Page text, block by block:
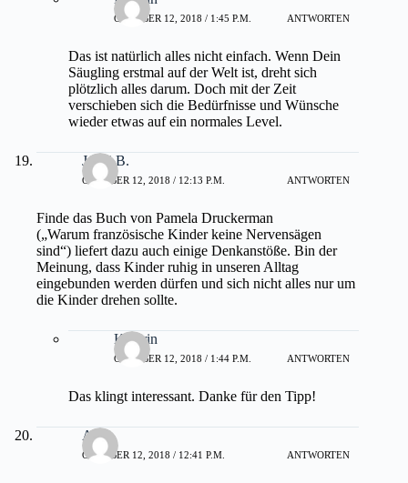
OKTOBER 12, 2018 / 1:45 P.M. ANTWORTEN
Das ist natürlich alles nicht einfach. Wenn Dein
Säugling erstmal auf der Welt ist, dreht sich
plötzlich alles darum. Doch mit der Zeit
verschieben sich die Bedürfnisse und Wünsche
wieder etwas auf ein normales Level.
Jenni B.
OKTOBER 12, 2018 / 12:13 P.M. ANTWORTEN
Finde das Buch von Pamela Druckerman
(„Warum französische Kinder keine Nervensägen
sind“) liefert dazu auch einige Denkanstöße. Bin der
Meinung, dass Kinder ruhig in unseren Alltag
eingebunden werden dürfen und sich nicht alles nur um
die Kinder drehen sollte.
Kathrin
OKTOBER 12, 2018 / 1:44 P.M. ANTWORTEN
Das klingt interessant. Danke für den Tipp!
Anna
OKTOBER 12, 2018 / 12:41 P.M. ANTWORTEN